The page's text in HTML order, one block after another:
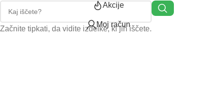
Začnite tipkati, da vidite izdelke, ki jih iščete.
Akcije
Moj račun